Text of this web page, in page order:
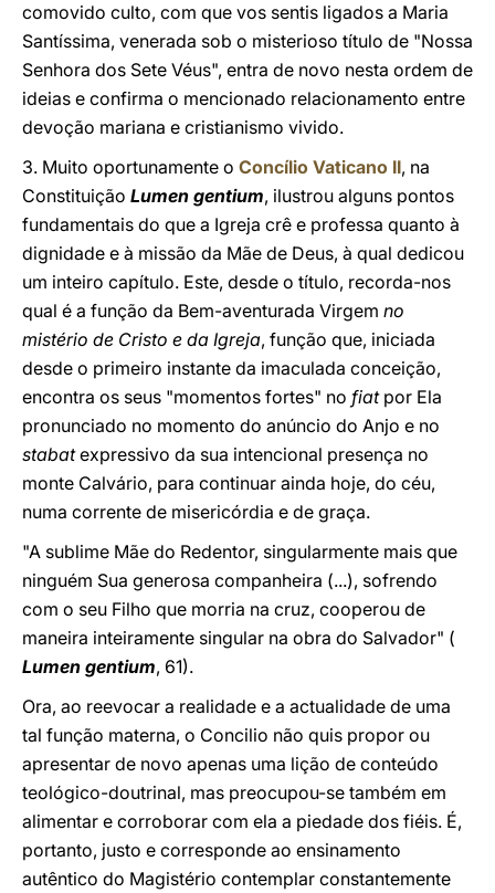
comovido culto, com que vos sentis ligados a Maria
Santíssima, venerada sob o misterioso título de "Nossa
Senhora dos Sete Véus", entra de novo nesta ordem de
ideias e confirma o mencionado relacionamento entre
devoção mariana e cristianismo vivido.
3. Muito oportunamente o Concílio Vaticano II, na
Constituição Lumen gentium, ilustrou alguns pontos
fundamentais do que a Igreja crê e professa quanto à
dignidade e à missão da Mãe de Deus, à qual dedicou
um inteiro capítulo. Este, desde o título, recorda-nos
qual é a função da Bem-aventurada Virgem no
mistério de Cristo e da Igreja, função que, iniciada
desde o primeiro instante da imaculada conceição,
encontra os seus "momentos fortes" no fiatpor Ela
pronunciado no momento do anúncio do Anjo e no
stabatexpressivo da sua intencional presença no
monte Calvário, para continuar ainda hoje, do céu,
numa corrente de misericórdia e de graça.
"A sublime Mãe do Redentor, singularmente mais que
ninguém Sua generosa companheira (...), sofrendo
com o seu Filho que morria na cruz, cooperou de
maneira inteiramente singular na obra do Salvador" (
Lumen gentium, 61).
Ora, ao reevocar a realidade e a actualidade de uma
tal função materna, o Concilio não quis propor ou
apresentar de novo apenas uma lição de conteúdo
teológico-doutrinal, mas preocupou-se também em
alimentar e corroborar com ela a piedade dos fiéis. É,
portanto, justo e corresponde ao ensinamento
autêntico do Magistério contemplar constantemente